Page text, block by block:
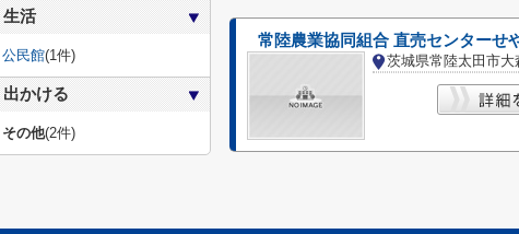
常陸農業協同組合 直売センターせ
茨城県常陸太田市大
生活
公民館(1件)
出かける
その他(2件)